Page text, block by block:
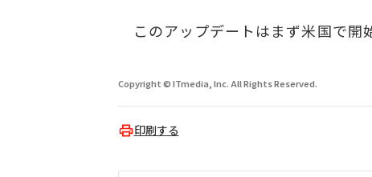
このアップデートはまず米国で開
Copyright © ITmedia, Inc. All Rights Reserved.
印刷する